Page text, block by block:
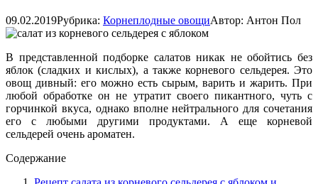
09.02.2019Рубрика: Корнеплодные овощиАвтор: Антон Пол
В представленной подборке салатов никак не обойтись без
яблок (сладких и кислых), а также корневого сельдерея. Это
овощ дивный: его можно есть сырым, варить и жарить. При
любой обработке он не утратит своего пикантного, чуть с
горчинкой вкуса, однако вполне нейтрального для сочетания
его с любыми другими продуктами. А еще корневой
сельдерей очень ароматен.
Содержание